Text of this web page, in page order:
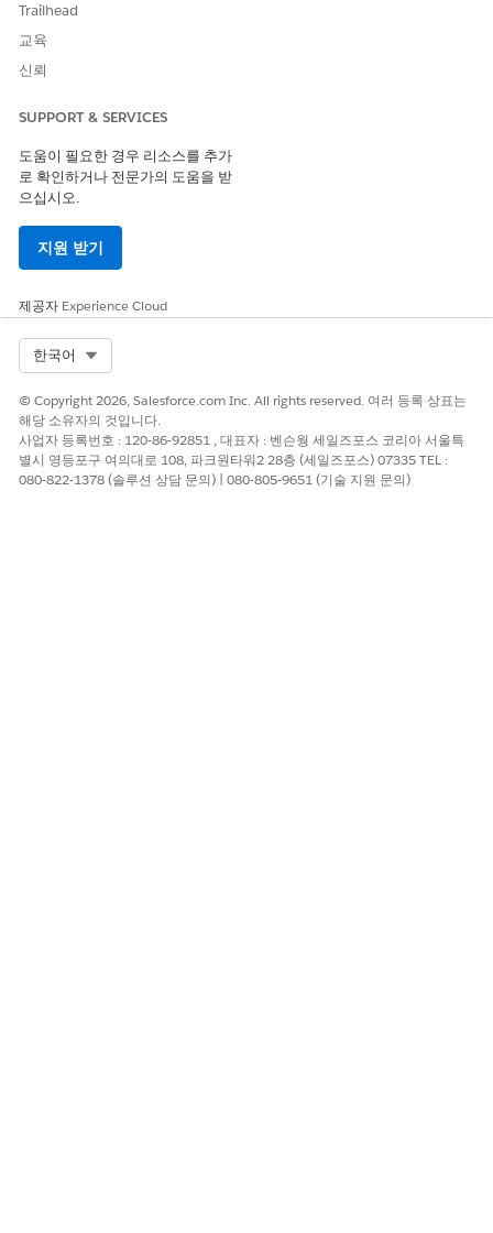
위험 영향 고려 사항
개별 사용자 암호가 변경되었거나 계정이 비활성화된 경우에도 액
면 장기적인 데이터 위반이 발생할 가능성이 높아집니다.
고위험 시점
연결된 통합 사용자에게 관리 권한 또는 여러 개체 전반의 모든 데
낮은 위험 시기
회사에서 특정 통합에 엄격한 IP 주소 필터링을 적용하고 인증 핸드
샷에 공유 암호 대신 인증서를 사용하는 경우
비즈니스 및 통합 고려 사항
이 플로를 비활성화하면 사용자 중심 인가 프로세스를 지원하지 않
는 모든 자동 백엔드 통합, 예약된 데이터 동기화 또는 서버측 응용
프로그램이 즉시 중단됩니다.
Trailhead
교육
신뢰
SUPPORT & SERVICES
도움이 필요한 경우 리소스를 추가
로 확인하거나 전문가의 도움을 받
으십시오.
지원 받기
제공자 Experience Cloud
한국어
© Copyright 2026, Salesforce.com Inc. All rights reserved. 여러 등록 상표는
해당 소유자의 것입니다.
사업자 등록번호 : 120-86-92851 , 대표자 : 벤슨웡 세일즈포스 코리아 서울특
별시 영등포구 여의대로 108, 파크원타워2 28층 (세일즈포스) 07335 TEL :
080-822-1378 (솔루션 상담 문의) | 080-805-9651 (기술 지원 문의)